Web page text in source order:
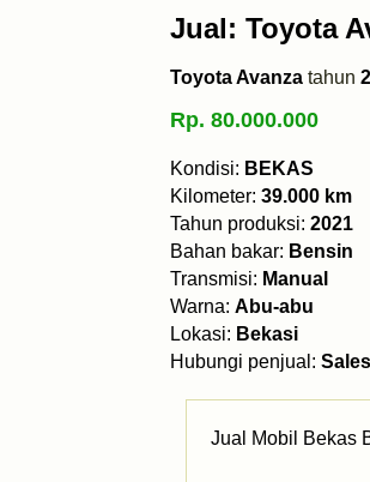
Jual: Toyota
Toyota Avanza tahun
Rp. 80.000.000
Kondisi: BEKAS
Kilometer: 39.000 km
Tahun produksi: 2021
Bahan bakar: Bensin
Transmisi: Manual
Warna: Abu-abu
Lokasi: Bekasi
Hubungi penjual:
Jual Mobil Bekas